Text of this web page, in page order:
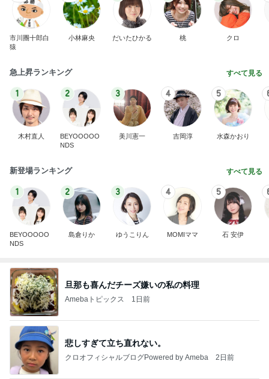
市川團十郎白
猿
小林麻央 だいたひかる 桃 クロ
急上昇ランキング すべて見る
1
木村直人
2
BEYOOOOO
NDS
3
美川憲一
4
吉岡淳
5
水森かおり
新登場ランキング すべて見る
1
BEYOOOOO
NDS
2
島倉りか
3
ゆうこりん
4
MOMIママ
5
石 安伊
旦那も喜んだチーズ嫌いの私の料理
Amebaトピックス 1日前
悲しすぎて立ち直れない。
クロオフィシャルブログPowered by Ameba 2日前